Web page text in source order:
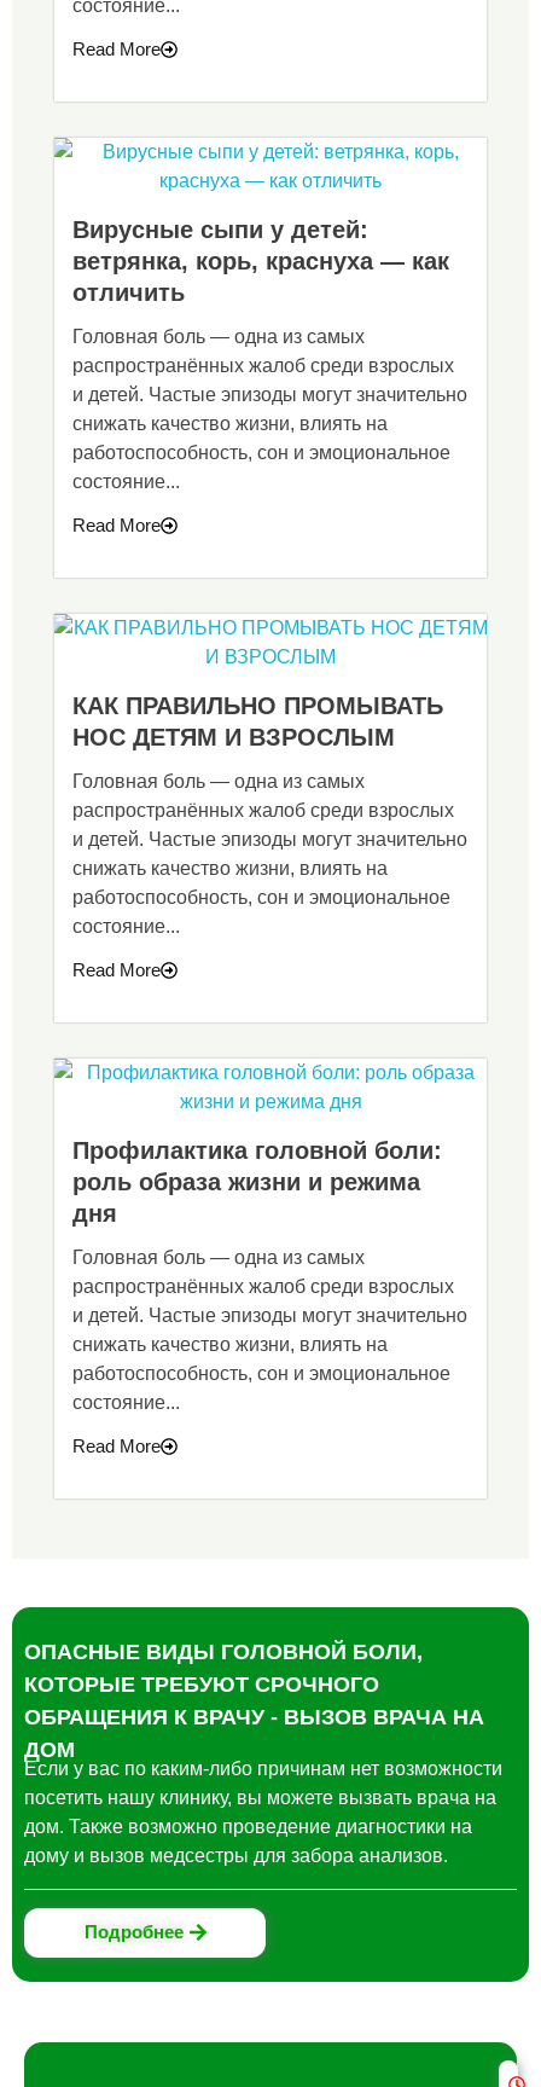
состояние...
Read More
Вирусные сыпи у детей:
ветрянка, корь, краснуха — как
отличить
Головная боль — одна из самых
распространённых жалоб среди взрослых
и детей. Частые эпизоды могут значительно
снижать качество жизни, влиять на
работоспособность, сон и эмоциональное
состояние...
Read More
КАК ПРАВИЛЬНО ПРОМЫВАТЬ
НОС ДЕТЯМ И ВЗРОСЛЫМ
Головная боль — одна из самых
распространённых жалоб среди взрослых
и детей. Частые эпизоды могут значительно
снижать качество жизни, влиять на
работоспособность, сон и эмоциональное
состояние...
Read More
Профилактика головной боли:
роль образа жизни и режима
дня
Головная боль — одна из самых
распространённых жалоб среди взрослых
и детей. Частые эпизоды могут значительно
снижать качество жизни, влиять на
работоспособность, сон и эмоциональное
состояние...
Read More
ОПАСНЫЕ ВИДЫ ГОЛОВНОЙ БОЛИ,
КОТОРЫЕ ТРЕБУЮТ СРОЧНОГО
ОБРАЩЕНИЯ К ВРАЧУ - ВЫЗОВ ВРАЧА НА
ДОМ
Eсли у вас по каким-либо причинам нет возможности
посетить нашу клинику, вы можете вызвать врача на
дом. Также возможно проведение диагностики на
дому и вызов медсестры для забора анализов.
Подробнее